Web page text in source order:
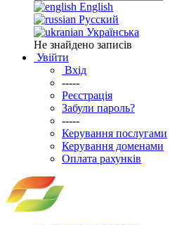
English
Русский
Українська
Не знайдено записів
Увійти
Вхід
-----
Реєстрація
Забули пароль?
-----
Керування послугами
Керування доменами
Оплата рахунків